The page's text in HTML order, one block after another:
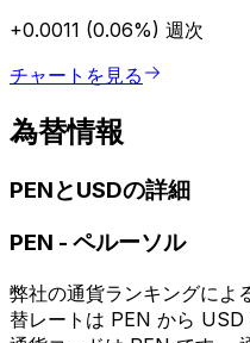
+0.0011 (0.06%) 週次
チャートを見る
為替情報
PENとUSDの詳細
PEN - ペルーソル
弊社の通貨ランキングによ
替レートは PEN から